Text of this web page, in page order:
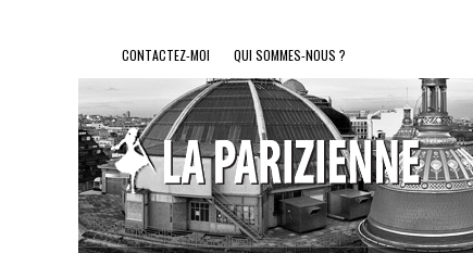
CONTACTEZ-MOI QUI SOMMES-NOUS ?